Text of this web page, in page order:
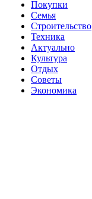
Покупки
Семья
Строительство
Техника
Актуально
Культура
Отдых
Советы
Экономика